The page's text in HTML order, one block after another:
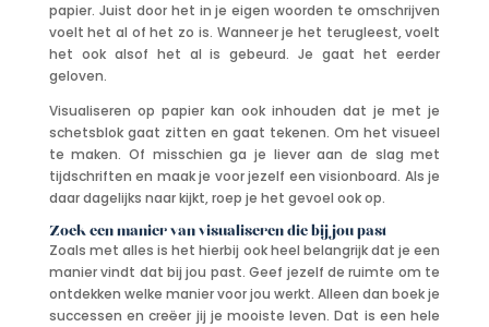
papier. Juist door het in je eigen woorden te omschrijven
voelt het al of het zo is. Wanneer je het terugleest, voelt
het ook alsof het al is gebeurd. Je gaat het eerder
geloven.
Visualiseren op papier kan ook inhouden dat je met je
schetsblok gaat zitten en gaat tekenen. Om het visueel
te maken. Of misschien ga je liever aan de slag met
tijdschriften en maak je voor jezelf een visionboard. Als je
daar dagelijks naar kijkt, roep je het gevoel ook op.
Zoek een manier van visualiseren die bij jou past
Zoals met alles is het hierbij ook heel belangrijk dat je een
manier vindt dat bij jou past. Geef jezelf de ruimte om te
ontdekken welke manier voor jou werkt. Alleen dan boek je
successen en creëer jij je mooiste leven. Dat is een hele